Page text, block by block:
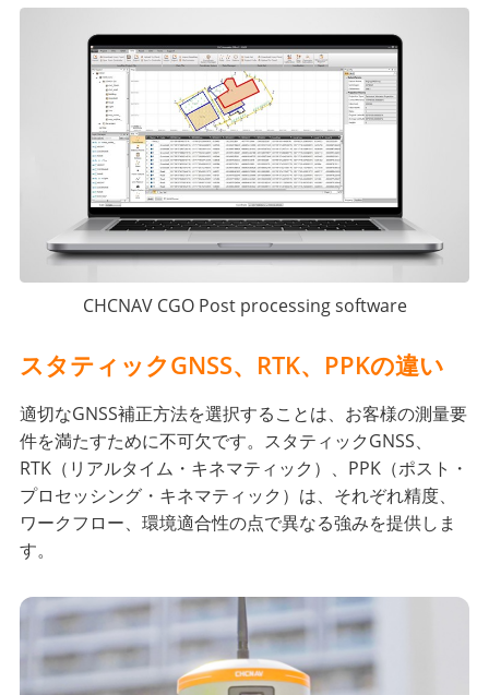
CHCNAV CGO Post processing software
スタティックGNSS、RTK、PPKの違い
適切なGNSS補正方法を選択することは、お客様の測量要
件を満たすために不可欠です。スタティックGNSS、
RTK（リアルタイム・キネマティック）、PPK（ポスト・
プロセッシング・キネマティック）は、それぞれ精度、
ワークフロー、環境適合性の点で異なる強みを提供しま
す。